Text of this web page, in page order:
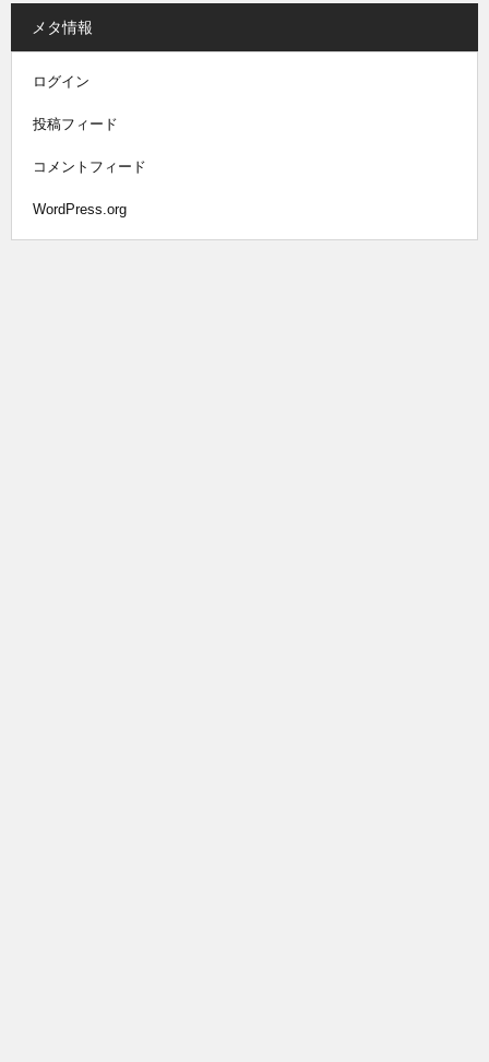
メタ情報
ログイン
投稿フィード
コメントフィード
WordPress.org